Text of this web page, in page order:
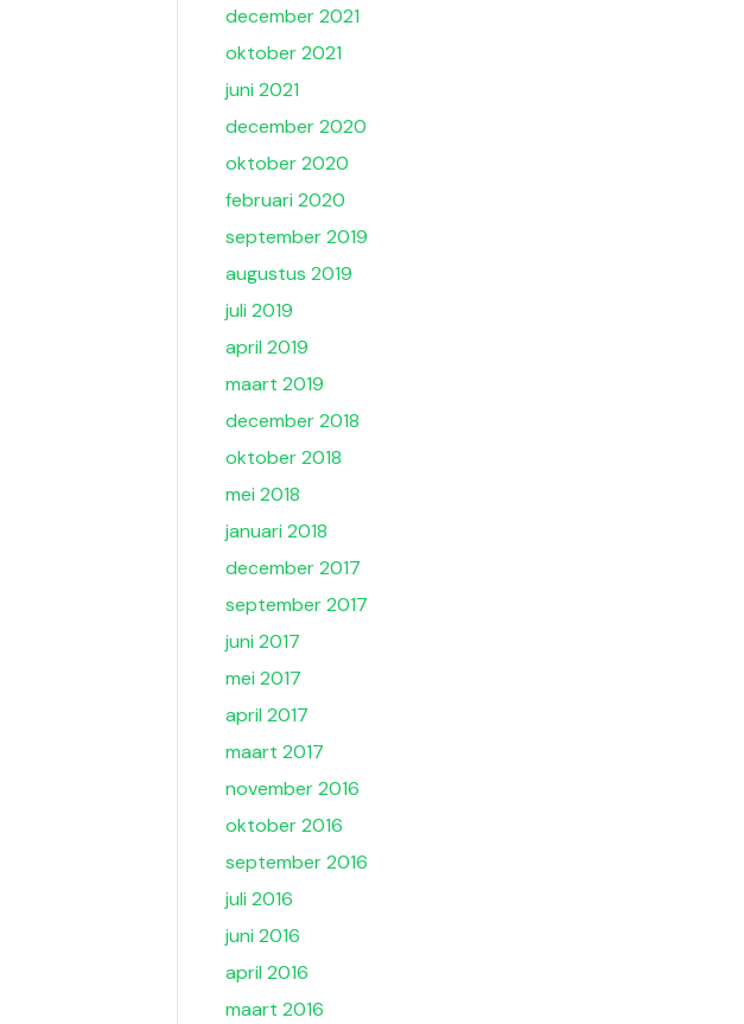
december 2021
oktober 2021
juni 2021
december 2020
oktober 2020
februari 2020
september 2019
augustus 2019
juli 2019
april 2019
maart 2019
december 2018
oktober 2018
mei 2018
januari 2018
december 2017
september 2017
juni 2017
mei 2017
april 2017
maart 2017
november 2016
oktober 2016
september 2016
juli 2016
juni 2016
april 2016
maart 2016